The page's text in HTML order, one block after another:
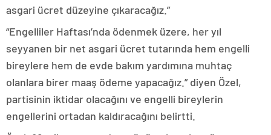
asgari ücret düzeyine çıkaracağız.”
“Engelliler Haftası’nda ödenmek üzere, her yıl
seyyanen bir net asgari ücret tutarında hem engelli
bireylere hem de evde bakım yardımına muhtaç
olanlara birer maaş ödeme yapacağız.” diyen Özel,
partisinin iktidar olacağını ve engelli bireylerin
engellerini ortadan kaldıracağını belirtti.